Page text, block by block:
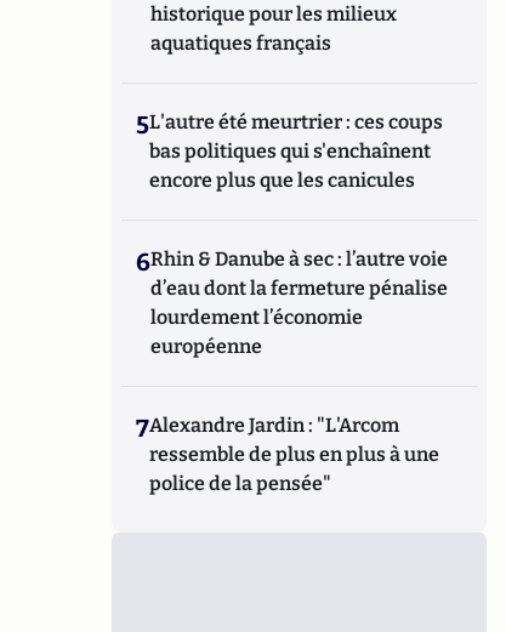
historique pour les milieux
aquatiques français
5L'autre été meurtrier : ces coups
bas politiques qui s'enchaînent
encore plus que les canicules
6Rhin & Danube à sec : l’autre voie
d’eau dont la fermeture pénalise
lourdement l’économie
européenne
7Alexandre Jardin : "L'Arcom
ressemble de plus en plus à une
police de la pensée"